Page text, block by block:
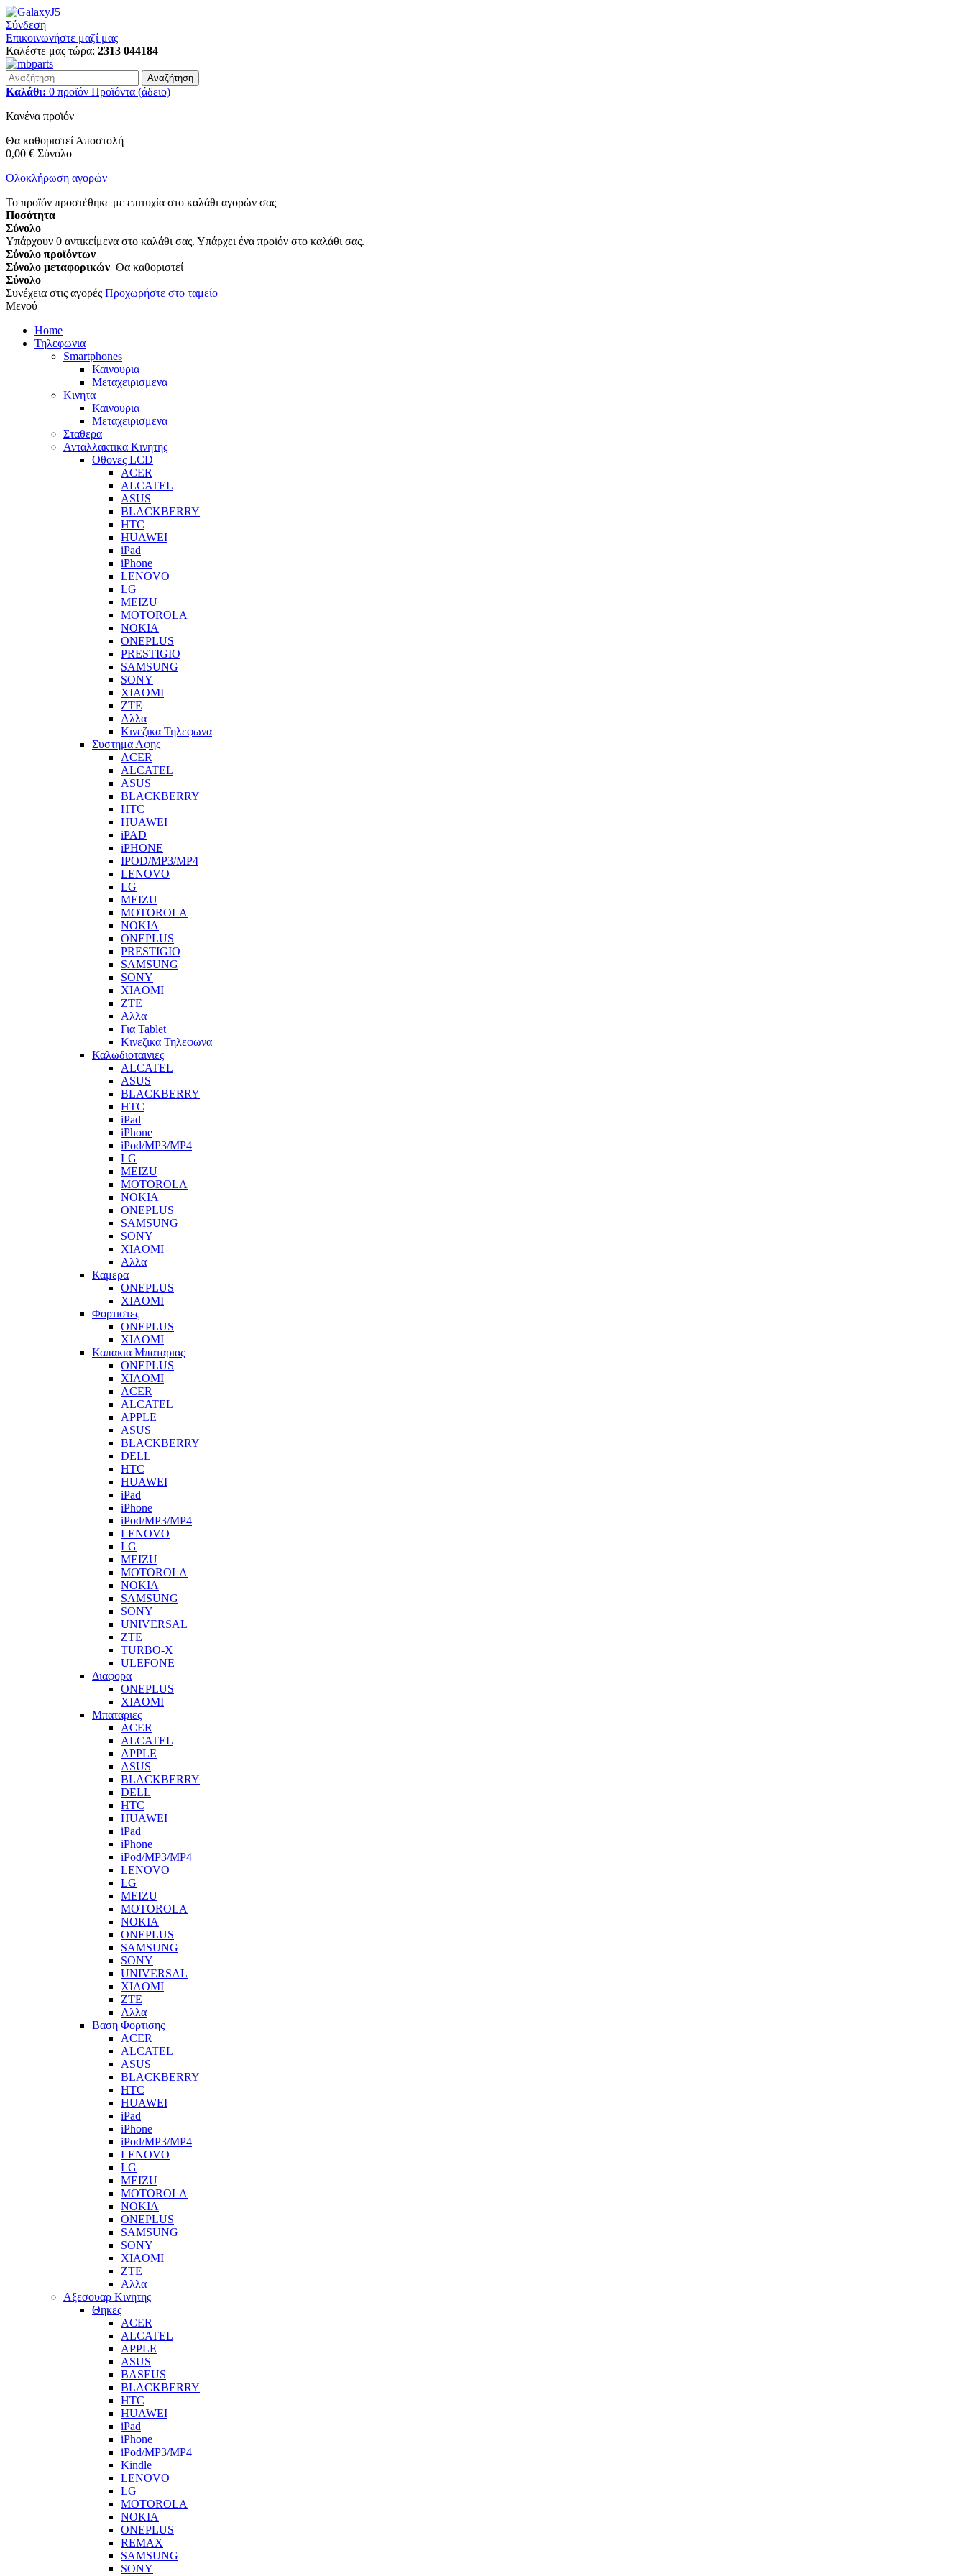
Σύνδεση
Επικοινωνήστε μαζί μας
Καλέστε μας τώρα: 2313 044184
Αναζήτηση
Καλάθι: 0 προϊόν Προϊόντα (άδειο)
Κανένα προϊόν
Θα καθοριστεί Αποστολή
0,00 € Σύνολο
Ολοκλήρωση αγορών
Το προϊόν προστέθηκε με επιτυχία στο καλάθι αγορών σας
Ποσότητα
Σύνολο
Υπάρχουν 0 αντικείμενα στο καλάθι σας. Υπάρχει ένα προϊόν στο καλάθι σας.
Σύνολο προϊόντων
Σύνολο μεταφορικών Θα καθοριστεί
Σύνολο
Συνέχεια στις αγορές Προχωρήστε στο ταμείο
Μενού
Home
Τηλεφωνια
Smartphones
Καινουρια
Μεταχειρισμενα
Κινητα
Καινουρια
Μεταχειρισμενα
Σταθερα
Ανταλλακτικα Κινητης
Οθονες LCD
ACER
ALCATEL
ASUS
BLACKBERRY
HTC
HUAWEI
iPad
iPhone
LENOVO
LG
MEIZU
MOTOROLA
NOKIA
ONEPLUS
PRESTIGIO
SAMSUNG
SONY
XIAOMI
ZTE
Αλλα
Κινεζικα Τηλεφωνα
Συστημα Αφης
ACER
ALCATEL
ASUS
BLACKBERRY
HTC
HUAWEI
iPAD
iPHONE
IPOD/MP3/MP4
LENOVO
LG
MEIZU
MOTOROLA
NOKIA
ONEPLUS
PRESTIGIO
SAMSUNG
SONY
XIAOMI
ZTE
Αλλα
Για Tablet
Κινεζικα Τηλεφωνα
Καλωδιοταινιες
ALCATEL
ASUS
BLACKBERRY
HTC
iPad
iPhone
iPod/MP3/MP4
LG
MEIZU
MOTOROLA
NOKIA
ONEPLUS
SAMSUNG
SONY
XIAOMI
Αλλα
Καμερα
ONEPLUS
XIAOMI
Φορτιστες
ONEPLUS
XIAOMI
Καπακια Μπαταριας
ONEPLUS
XIAOMI
ACER
ALCATEL
APPLE
ASUS
BLACKBERRY
DELL
HTC
HUAWEI
iPad
iPhone
iPod/MP3/MP4
LENOVO
LG
MEIZU
MOTOROLA
NOKIA
SAMSUNG
SONY
UNIVERSAL
ZTE
TURBO-X
ULEFONE
Διαφορα
ONEPLUS
XIAOMI
Μπαταριες
ACER
ALCATEL
APPLE
ASUS
BLACKBERRY
DELL
HTC
HUAWEI
iPad
iPhone
iPod/MP3/MP4
LENOVO
LG
MEIZU
MOTOROLA
NOKIA
ONEPLUS
SAMSUNG
SONY
UNIVERSAL
XIAOMI
ZTE
Αλλα
Βαση Φορτισης
ACER
ALCATEL
ASUS
BLACKBERRY
HTC
HUAWEI
iPad
iPhone
iPod/MP3/MP4
LENOVO
LG
MEIZU
MOTOROLA
NOKIA
ONEPLUS
SAMSUNG
SONY
XIAOMI
ZTE
Αλλα
Αξεσουαρ Κινητης
Θηκες
ACER
ALCATEL
APPLE
ASUS
BASEUS
BLACKBERRY
HTC
HUAWEI
iPad
iPhone
iPod/MP3/MP4
Kindle
LENOVO
LG
MOTOROLA
NOKIA
ONEPLUS
REMAX
SAMSUNG
SONY